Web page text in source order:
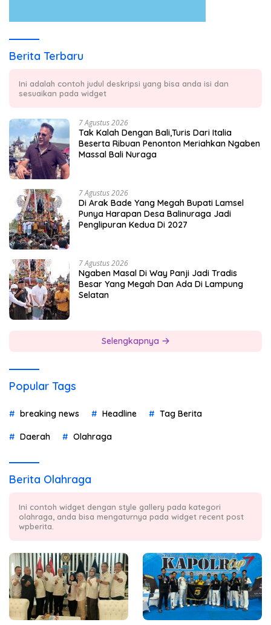
Berita Terbaru
Ini adalah contoh judul deskripsi yang bisa anda isi dan
sesuaikan pada widget
7 Agustus 2026
Tak Kalah Dengan Bali,Turis Dari Italia
Beserta Ribuan Penonton Meriahkan Ngaben
Massal Bali Nuraga
7 Agustus 2026
Di Arak Bade Yang Megah Bupati Lamsel
Punya Harapan Desa Balinuraga Jadi
Penglipuran Kedua Di 2027
7 Agustus 2026
Ngaben Masal Di Way Panji Jadi Tradis
Besar Yang Megah Dan Ada Di Lampung
Selatan
Selengkapnya
Popular Tags
breaking news Headline Tag Berita
Daerah Olahraga
Berita Olahraga
Ini contoh widget dengan style gallery pada kategori
olahraga, anda bisa mengaturnya pada widget recent post
wpberita.